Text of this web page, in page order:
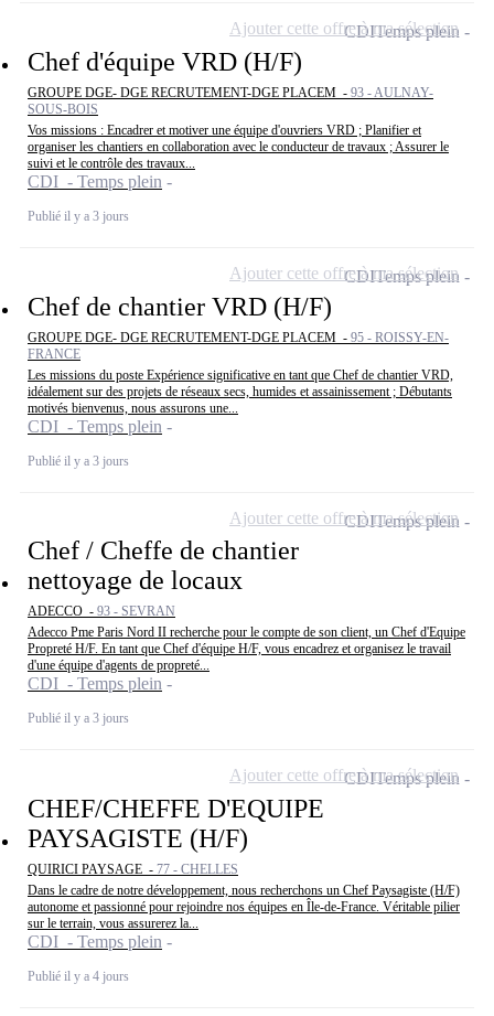
Chef d'équipe VRD (H/F)
GROUPE DGE- DGE RECRUTEMENT-DGE PLACEM - 93 - AULNAY-
SOUS-BOIS
Vos missions : Encadrer et motiver une équipe d'ouvriers VRD ; Planifier et
organiser les chantiers en collaboration avec le conducteur de travaux ; Assurer le
suivi et le contrôle des travaux...
CDI - Temps plein
Publié il y a 3 jours
CDITemps plein
Ajouter cette offre à ma sélection
Chef de chantier VRD (H/F)
GROUPE DGE- DGE RECRUTEMENT-DGE PLACEM - 95 - ROISSY-EN-
FRANCE
Les missions du poste Expérience significative en tant que Chef de chantier VRD,
idéalement sur des projets de réseaux secs, humides et assainissement ; Débutants
motivés bienvenus, nous assurons une...
CDI - Temps plein
Publié il y a 3 jours
CDITemps plein
Ajouter cette offre à ma sélection
Chef / Cheffe de chantier
nettoyage de locaux
ADECCO - 93 - SEVRAN
Adecco Pme Paris Nord II recherche pour le compte de son client, un Chef d'Equipe
Propreté H/F. En tant que Chef d'équipe H/F, vous encadrez et organisez le travail
d'une équipe d'agents de propreté...
CDI - Temps plein
Publié il y a 3 jours
CDITemps plein
Ajouter cette offre à ma sélection
CHEF/CHEFFE D'EQUIPE
PAYSAGISTE (H/F)
QUIRICI PAYSAGE - 77 - CHELLES
Dans le cadre de notre développement, nous recherchons un Chef Paysagiste (H/F)
autonome et passionné pour rejoindre nos équipes en Île-de-France. Véritable pilier
sur le terrain, vous assurerez la...
CDI - Temps plein
Publié il y a 4 jours
CDITemps plein
Ajouter cette offre à ma sélection